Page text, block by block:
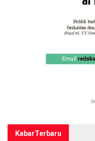
KabarTerbaru